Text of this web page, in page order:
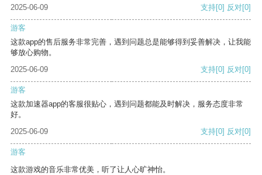
2025-06-09 支持[0] 反对[0]
游客
这款app的售后服务非常完善，遇到问题总是能够得到妥善解决，让我能
够放心购物。
2025-06-09
支持[0] 反对[0]
游客
这款加速器app的客服很贴心，遇到问题都能及时解决，服务态度非常
好。
2025-06-09
支持[0] 反对[0]
游客
这款游戏的音乐非常优美，听了让人心旷神怡。